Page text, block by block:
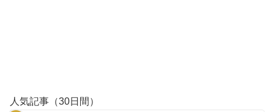
人気記事（30日間）